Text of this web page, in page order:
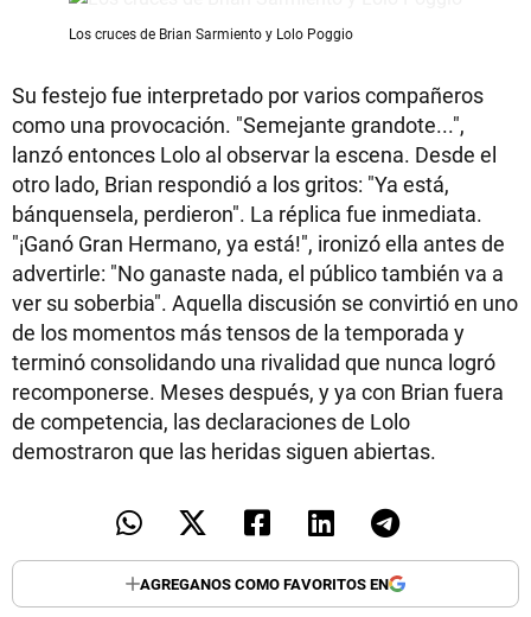
Los cruces de Brian Sarmiento y Lolo Poggio
Su festejo fue interpretado por varios compañeros
como una provocación. "Semejante grandote...",
lanzó entonces Lolo al observar la escena. Desde el
otro lado, Brian respondió a los gritos: "Ya está,
bánquensela, perdieron". La réplica fue inmediata.
"¡Ganó Gran Hermano, ya está!", ironizó ella antes de
advertirle: "No ganaste nada, el público también va a
ver su soberbia". Aquella discusión se convirtió en uno
de los momentos más tensos de la temporada y
terminó consolidando una rivalidad que nunca logró
recomponerse. Meses después, y ya con Brian fuera
de competencia, las declaraciones de Lolo
demostraron que las heridas siguen abiertas.
AGREGANOS COMO FAVORITOS EN